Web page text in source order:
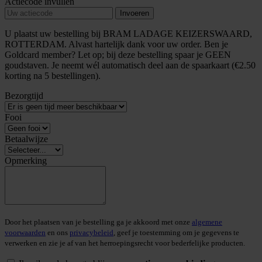
Invoeren
U plaatst uw bestelling bij BRAM LADAGE KEIZERSWAARD,
ROTTERDAM. Alvast hartelijk dank voor uw order. Ben je
Goldcard member? Let op; bij deze bestelling spaar je GEEN
goudstaven. Je neemt wél automatisch deel aan de spaarkaart (€2.50
korting na 5 bestellingen).
Bezorgtijd
Fooi
Betaalwijze
Opmerking
Door het plaatsen van je bestelling ga je akkoord met onze algemene
voorwaarden en ons privacybeleid , geef je toestemming om je gegevens te
verwerken en zie je af van het herroepingsrecht voor bederfelijke producten.